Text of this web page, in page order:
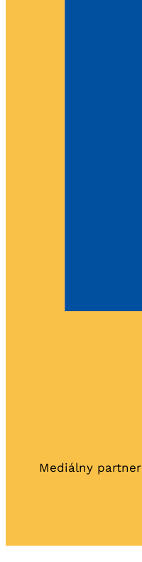
Mediálny partner